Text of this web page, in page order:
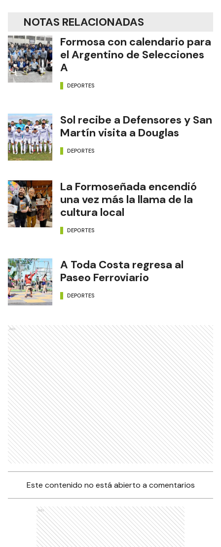
NOTAS RELACIONADAS
Formosa con calendario para
el Argentino de Selecciones
A
DEPORTES
Sol recibe a Defensores y San
Martín visita a Douglas
DEPORTES
La Formoseñada encendió
una vez más la llama de la
cultura local
DEPORTES
A Toda Costa regresa al
Paseo Ferroviario
DEPORTES
Ads
Este contenido no está abierto a comentarios
Ads